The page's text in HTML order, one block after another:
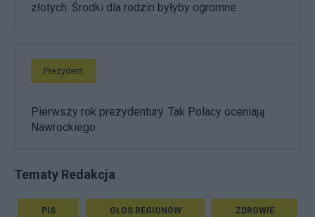
złotych. Środki dla rodzin byłyby ogromne
Prezydent
Pierwszy rok prezydentury. Tak Polacy oceniają
Nawrockiego
Tematy Redakcja
PIS GŁOS REGIONÓW ZDROWIE